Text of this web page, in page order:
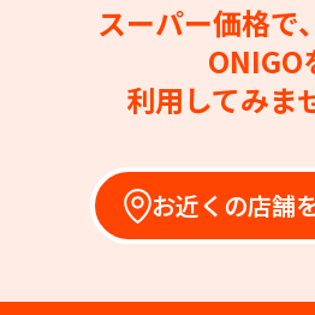
スーパー価格で
ONIGO
利用してみま
お近くの店舗